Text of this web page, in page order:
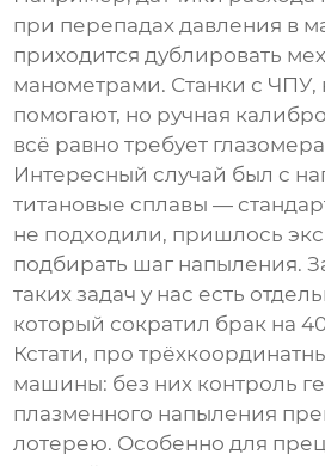
при перепадах давления в
приходится дублировать
манометрами. Станки с ЧПУ,
помогают, но ручная
всё равно требует
Интересный случай был с
титановые сплавы —
не подходили, пришлось
подбирать шаг напыления.
таких задач у нас есть
который сократил брак на
Кстати, про
машины: без них контроль
плазменного напыления
лотерею. Особенно для